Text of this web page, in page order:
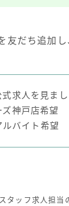
友だち追加し
求人を見まし
神戸店希望
バイト希望
ッフ求人担当